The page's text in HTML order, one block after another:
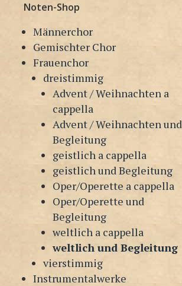
Inhalt
springen
Noten-Shop
Männerchor
Gemischter Chor
Frauenchor
dreistimmig
Advent / Weihnachten a
cappella
Advent / Weihnachten und
Begleitung
geistlich a cappella
geistlich und Begleitung
Oper/Operette a cappella
Oper/Operette und
Begleitung
weltlich a cappella
weltlich und Begleitung
vierstimmig
Instrumentalwerke